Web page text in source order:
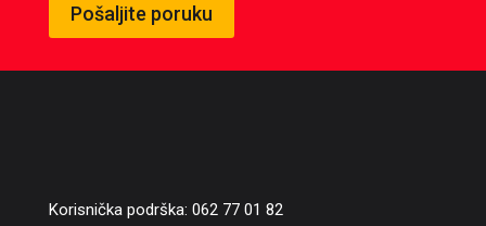
Pošaljite poruku
Korisnička podrška: 062 77 01 82